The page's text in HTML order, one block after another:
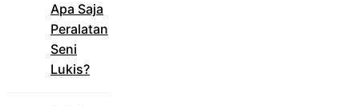
Apa Saja
Peralatan
Seni
Lukis?